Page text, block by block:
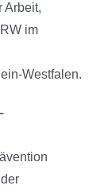
Arbeit,
im
Westfalen.